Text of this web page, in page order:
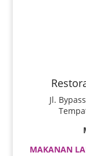
Jl.
MAKANAN